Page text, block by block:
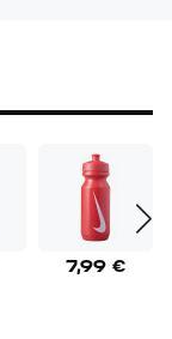
7,99 €